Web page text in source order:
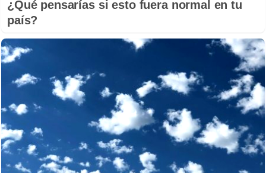
¿Qué pensarías si esto fuera normal en tu
país?